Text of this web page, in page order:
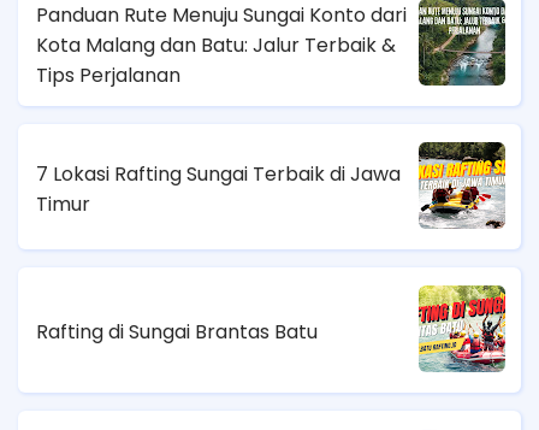
Panduan Rute Menuju Sungai Konto dari
Kota Malang dan Batu: Jalur Terbaik &
Tips Perjalanan
7 Lokasi Rafting Sungai Terbaik di Jawa
Timur
Rafting di Sungai Brantas Batu